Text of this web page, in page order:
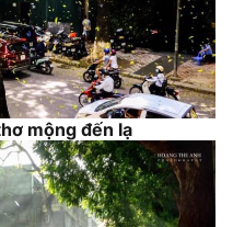
mộng đến lạ